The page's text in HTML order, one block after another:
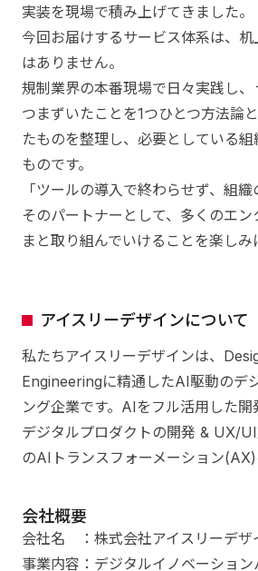
実装を現場で積み上げてきました。
今回お届けするサービス体系は、
はありません。
規制業界の本番現場で日々実践し、
つまずいたことを1つひとつ方法論
たものを整理し、必要としている
ものです。
「ツールの導入で終わらせず、組織
そのパートナーとして、多くのエン
まと取り組んでいけることを楽しみ
アイスリーデザインについて
私たちアイスリーデザインは、
Engineeringに精通したAI駆動のデ
ング企業です。AIをフル活用した
デジタルプロダクトの開発 & UX/
のAIトランスフォーメーション(AX)
会社概要
会社名 ：株式会社アイスリーデザ
事業内容：デジタルイノベーショ